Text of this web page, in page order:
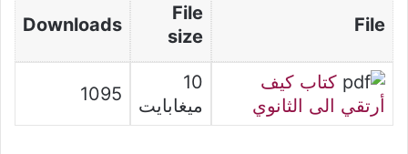
File
File
size
Downloads
كتاب كيف
أرتقي الى الثانوي
10
ميغابايت
1095